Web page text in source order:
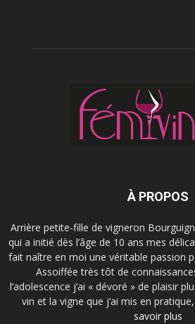
À PROPOS
Arrière petite-fille de vigneron
qui a initié dès l’âge de 10 ans mes
fait naître en moi une véritable passion
Assoiffée très tôt de
l’adolescence j’ai « dévoré » de plaisir
vin et la vigne que j’ai mis en
savoir plus